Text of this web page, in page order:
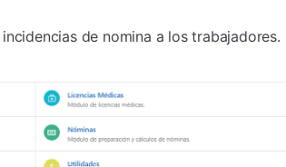
de nomina a los trabajadores.